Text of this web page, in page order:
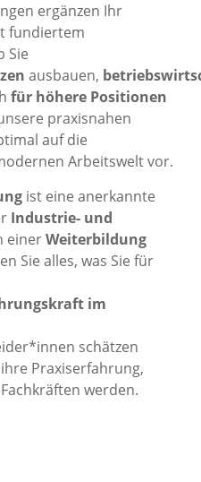
ergänzen Ihr
fundiertem
Sie
ausbauen,
für höhere Positionen
praxisnahen
auf die
Arbeitswelt vor.
ist eine anerkannte
Industrie- und
einerWeiterbildung
Sie alles, was Sie für
im
schätzen
Praxiserfahrung,
werden.